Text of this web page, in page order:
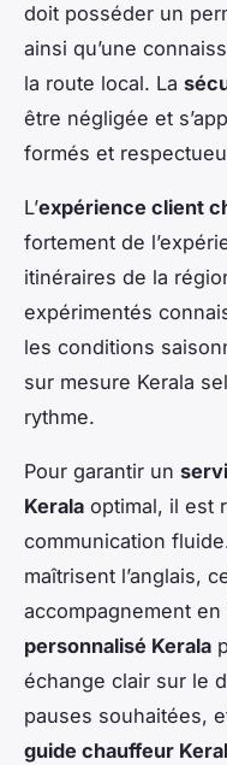
doit posséder un
ainsi qu’une
la route local. La
être négligée et
formés et
L’expérience client
fortement de
itinéraires de la
expérimentés
les conditions
sur mesure Kerala
rythme.
Pour garantir un
Kerala optimal, il est
communication
maîtrisent l’anglais,
accompagnement en
personnalisé Kerala
échange clair sur le
pauses souhaitées,
guide chauffeur